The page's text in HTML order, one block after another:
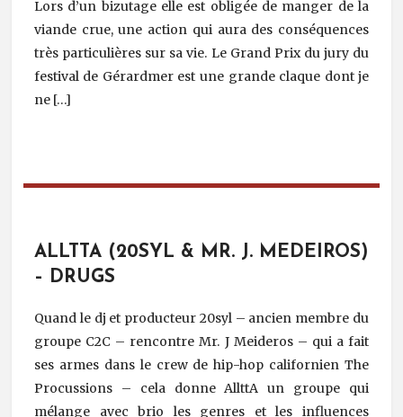
Lors d’un bizutage elle est obligée de manger de la
viande crue, une action qui aura des conséquences
très particulières sur sa vie. Le Grand Prix du jury du
festival de Gérardmer est une grande claque dont je
ne […]
ALLTTA (20SYL & MR. J. MEDEIROS)
– DRUGS
Quand le dj et producteur 20syl – ancien membre du
groupe C2C – rencontre Mr. J Meideros – qui a fait
ses armes dans le crew de hip-hop californien The
Procussions – cela donne AllttA un groupe qui
mélange avec brio les genres et les influences